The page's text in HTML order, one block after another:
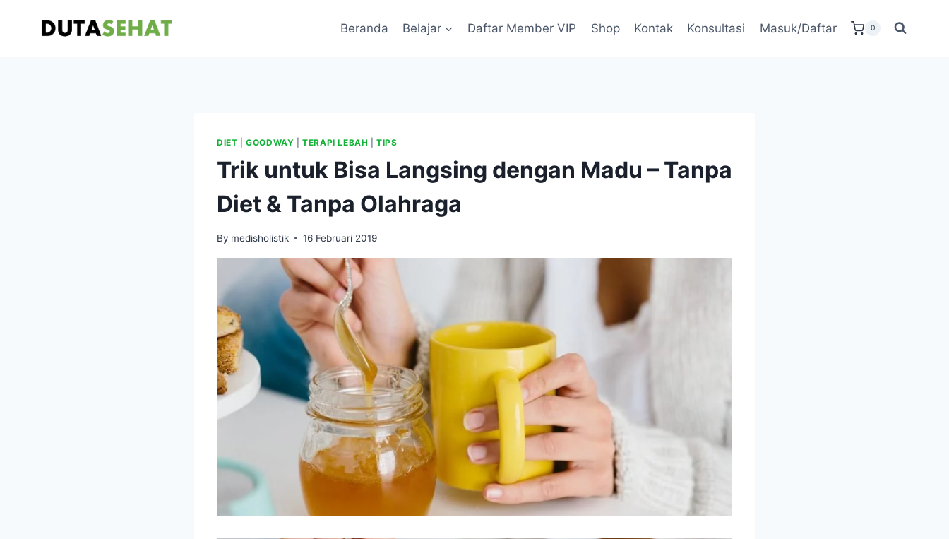
Beranda Belajar Daftar Member VIP Shop Kontak Konsultasi Masuk/Daftar 0
DIET |GOODWAY |TERAPI LEBAH |TIPS
Trik untuk Bisa Langsing dengan Madu – Tanpa
Diet & Tanpa Olahraga
By medisholistik 16 Februari 2019